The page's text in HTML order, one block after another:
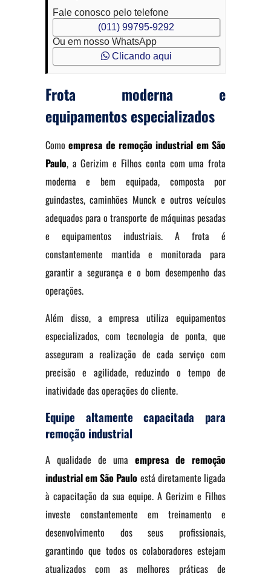
Fale conosco pelo telefone
(011) 99795-9292
Ou em nosso WhatsApp
Clicando aqui
Frota moderna e
equipamentos especializados
Comoempresa de remoção industrial em São
Paulo, a Gerizim e Filhos conta com uma frota
moderna e bem equipada, composta por
guindastes, caminhões Munck e outros veículos
adequados para o transporte de máquinas pesadas
e equipamentos industriais. A frota é
constantemente mantida e monitorada para
garantir a segurança e o bom desempenho das
operações.
Além disso, a empresa utiliza equipamentos
especializados, com tecnologia de ponta, que
asseguram a realização de cada serviço com
precisão e agilidade, reduzindo o tempo de
inatividade das operações do cliente.
Equipe altamente capacitada para
remoção industrial
A qualidade de umaempresa de remoção
industrial em São Paulo está diretamente ligada
à capacitação da sua equipe. A Gerizim e Filhos
investe constantemente em treinamento e
desenvolvimento dos seus profissionais,
garantindo que todos os colaboradores estejam
atualizados com as melhores práticas de